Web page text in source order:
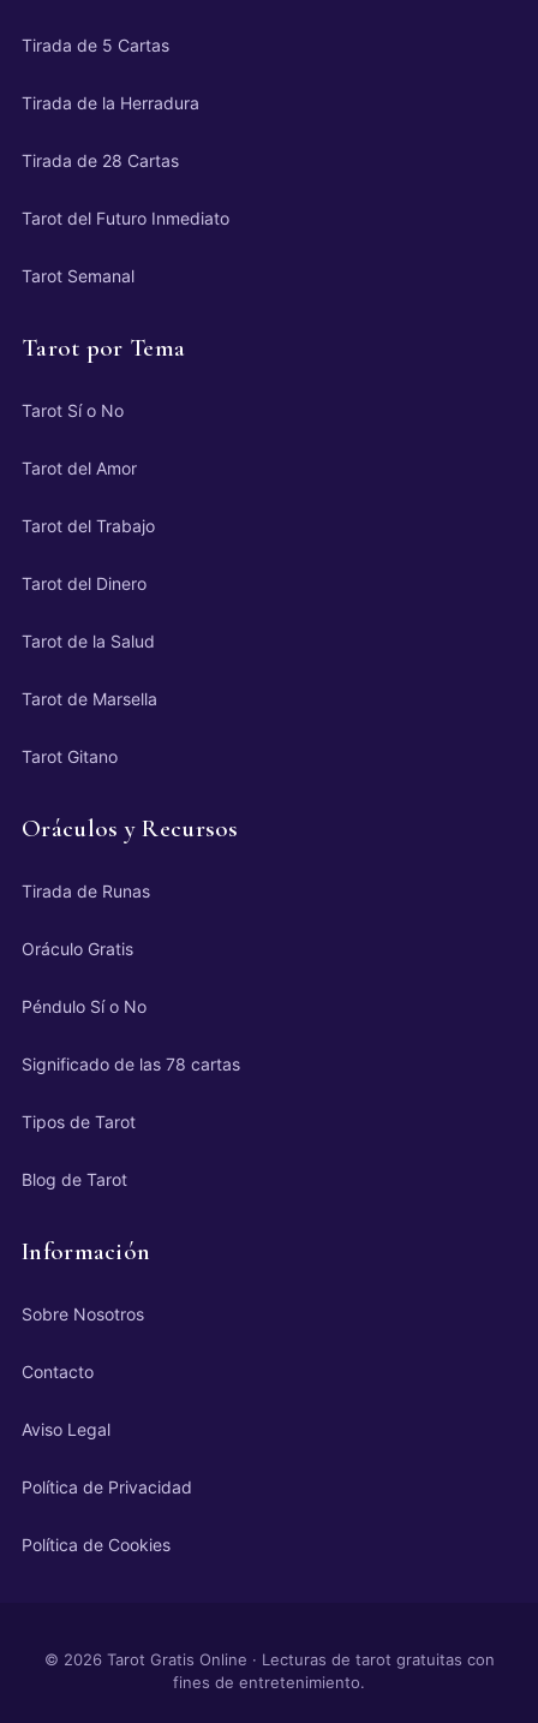
Tirada de 5 Cartas
Tirada de la Herradura
Tirada de 28 Cartas
Tarot del Futuro Inmediato
Tarot Semanal
Tarot por Tema
Tarot Sí o No
Tarot del Amor
Tarot del Trabajo
Tarot del Dinero
Tarot de la Salud
Tarot de Marsella
Tarot Gitano
Oráculos y Recursos
Tirada de Runas
Oráculo Gratis
Péndulo Sí o No
Significado de las 78 cartas
Tipos de Tarot
Blog de Tarot
Información
Sobre Nosotros
Contacto
Aviso Legal
Política de Privacidad
Política de Cookies
© 2026 Tarot Gratis Online · Lecturas de tarot gratuitas con
fines de entretenimiento.